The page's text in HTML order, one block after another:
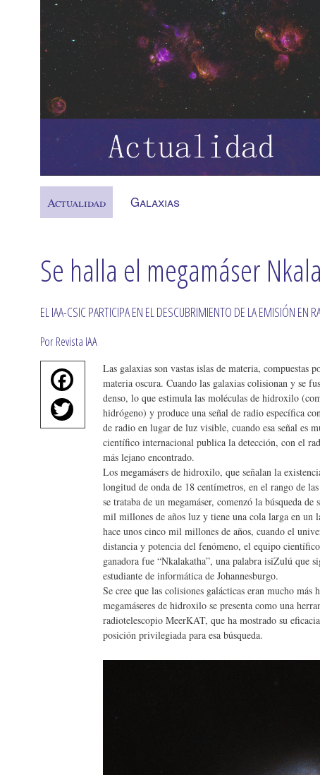
Actualidad Galaxias
Se halla el megamáser
EL IAA-CSIC PARTICIPA EN EL DESCUBRIMIENTO DE LA EMISIÓN EN
Por Revista IAA
bo
wi
Las galaxias son vastas islas de materia, compuestas
materia oscura. Cuando las galaxias colisionan y se
denso, lo que estimula las moléculas de hidroxilo
hidrógeno) y produce una señal de radio específica
de radio en lugar de luz visible, cuando esa señal es
científico internacional publica la detección, con el
más lejano encontrado.
Los megamásers de hidroxilo, que señalan la
longitud de onda de 18 centímetros, en el rango de
se trataba de un megamáser, comenzó la búsqueda
mil millones de años luz y tiene una cola larga en
hace unos cinco mil millones de años, cuando el
distancia y potencia del fenómeno, el equipo
ganadora fue “Nkalakatha”, una palabra isiZulú que
estudiante de informática de Johannesburgo.
Se cree que las colisiones galácticas eran mucho
megamáseres de hidroxilo se presenta como una
radiotelescopio MeerKAT, que ha mostrado su
posición privilegiada para esa búsqueda.